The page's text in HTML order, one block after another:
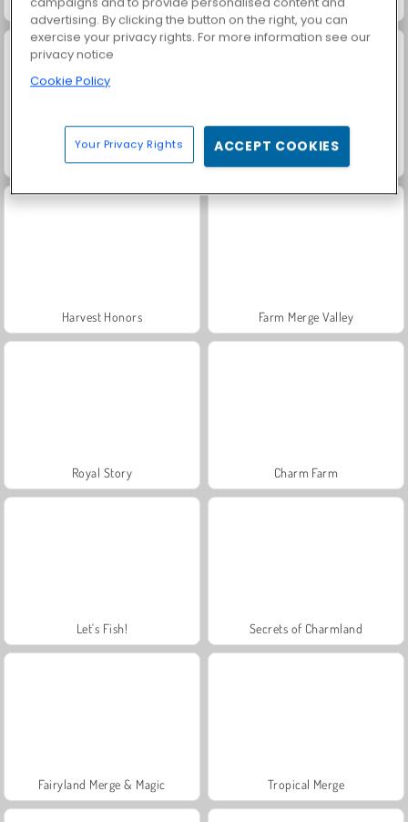
Masha and the Bear: Meadows Scala 40
Solitaire Social
Harvest Honors Farm Merge Valley
Royal Story Charm Farm
Let's Fish! Secrets of Charmland
Fairyland Merge & Magic Tropical Merge
advertising. By clicking the button on the right, you can
exercise your privacy rights. For more information see our
privacy notice
Cookie Policy
Your Privacy Rights ACCEPT COOKIES